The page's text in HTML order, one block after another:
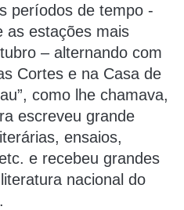
períodos de tempo -
as estações mais
– alternando com
Cortes e na Casa de
como lhe chamava,
escreveu grande
ensaios,
e recebeu grandes
nacional do